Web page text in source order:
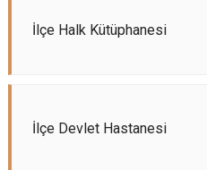
İlçe Halk Kütüphanesi
İlçe Devlet Hastanesi